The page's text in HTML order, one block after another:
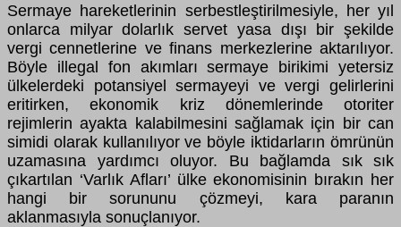
Sermaye hareketlerinin serbestleştirilmesiyle, her yıl
onlarca milyar dolarlık servet yasa dışı bir şekilde
vergi cennetlerine ve finans merkezlerine aktarılıyor.
Böyle illegal fon akımları sermaye birikimi yetersiz
ülkelerdeki potansiyel sermayeyi ve vergi gelirlerini
eritirken, ekonomik kriz dönemlerinde otoriter
rejimlerin ayakta kalabilmesini sağlamak için bir can
simidi olarak kullanılıyor ve böyle iktidarların ömrünün
uzamasına yardımcı oluyor. Bu bağlamda sık sık
çıkartılan ‘Varlık Afları’ ülke ekonomisinin bırakın her
hangi bir sorununu çözmeyi, kara paranın
aklanmasıyla sonuçlanıyor.